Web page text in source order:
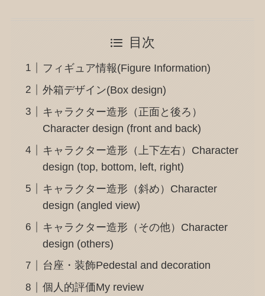
目次
フィギュア情報(Figure Information)
外箱デザイン(Box design)
キャラクター造形（正面と後ろ）
Character design (front and back)
キャラクター造形（上下左右）Character
design (top, bottom, left, right)
キャラクター造形（斜め）Character
design (angled view)
キャラクター造形（その他）Character
design (others)
台座・装飾Pedestal and decoration
個人的評価My review